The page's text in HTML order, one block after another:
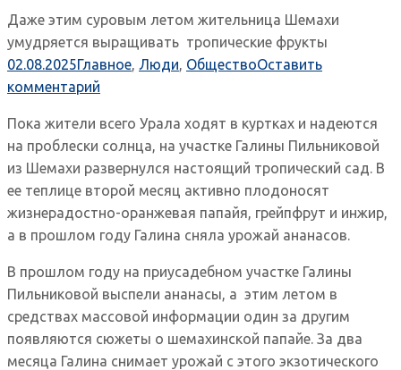
Даже этим суровым летом жительница Шемахи
умудряется выращивать тропические фрукты
02.08.2025Главное, Люди, ОбществоОставить
комментарий
Пока жители всего Урала ходят в куртках и надеются
на проблески солнца, на участке Галины Пильниковой
из Шемахи развернулся настоящий тропический сад. В
ее теплице второй месяц активно плодоносят
жизнерадостно-оранжевая папайя, грейпфрут и инжир,
а в прошлом году Галина сняла урожай ананасов.
В прошлом году на приусадебном участке Галины
Пильниковой выспели ананасы, а этим летом в
средствах массовой информации один за другим
появляются сюжеты о шемахинской папайе. За два
месяца Галина снимает урожай с этого экзотического